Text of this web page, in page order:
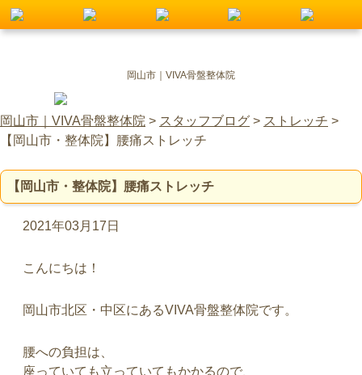
岡山市｜VIVA骨盤整体院
岡山市｜VIVA骨盤整体院 > スタッフブログ > ストレッチ >
【岡山市・整体院】腰痛ストレッチ
【岡山市・整体院】腰痛ストレッチ
2021年03月17日
こんにちは！
岡山市北区・中区にあるVIVA骨盤整体院です。
腰への負担は、
座っていても立っていてもかかるので、